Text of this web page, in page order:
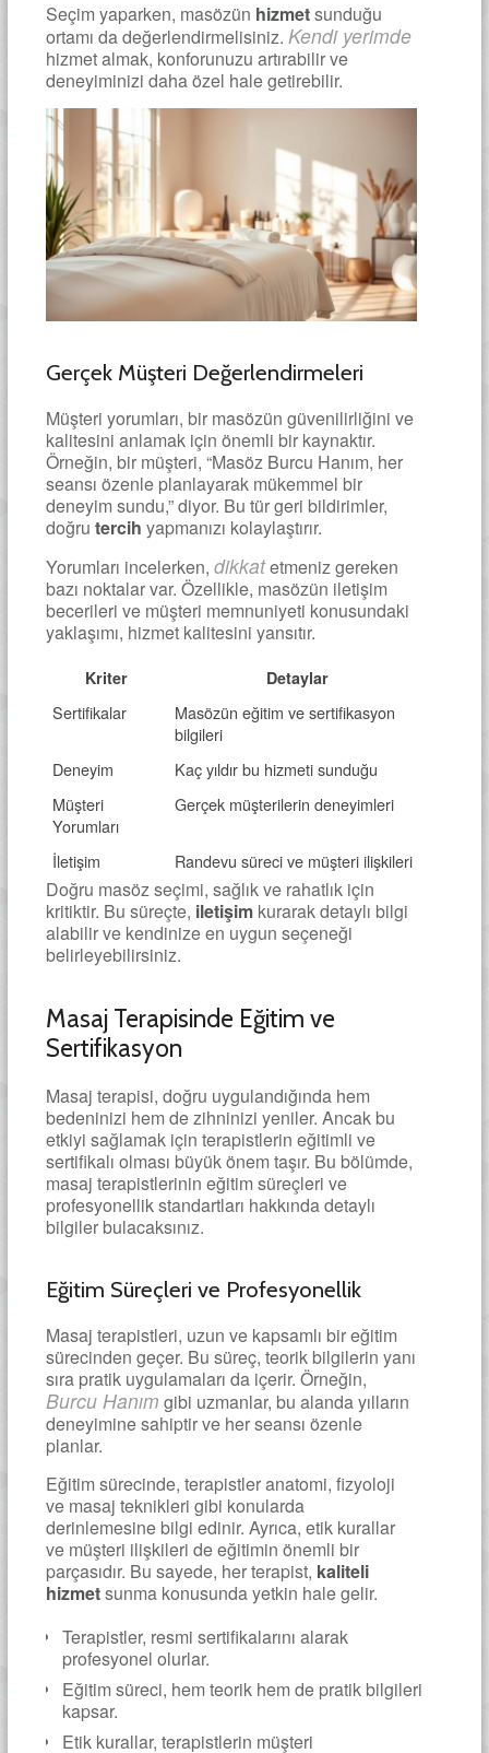
Seçim yaparken, masözün hizmetsunduğu
ortamı da değerlendirmelisiniz. Kendi yerimde
hizmet almak, konforunuzu artırabilir ve
deneyiminizi daha özel hale getirebilir.
Gerçek Müşteri Değerlendirmeleri
Müşteri yorumları, bir masözün güvenilirliğini ve
kalitesini anlamak için önemli bir kaynaktır.
Örneğin, bir müşteri, “Masöz Burcu Hanım, her
seansı özenle planlayarak mükemmel bir
deneyim sundu,” diyor. Bu tür geri bildirimler,
doğru tercih yapmanızı kolaylaştırır.
Yorumları incelerken, dikkatetmeniz gereken
bazı noktalar var. Özellikle, masözün iletişim
becerileri ve müşteri memnuniyeti konusundaki
yaklaşımı, hizmet kalitesini yansıtır.
Kriter Detaylar
Sertifikalar
Masözün eğitim ve sertifikasyon
bilgileri
Deneyim
Kaç yıldır bu hizmeti sunduğu
Müşteri
Yorumları
Gerçek müşterilerin deneyimleri
İletişim Randevu süreci ve müşteri ilişkileri
Doğru masöz seçimi, sağlık ve rahatlık için
kritiktir. Bu süreçte, iletişimkurarak detaylı bilgi
alabilir ve kendinize en uygun seçeneği
belirleyebilirsiniz.
Masaj Terapisinde Eğitim ve
Sertifikasyon
Masaj terapisi, doğru uygulandığında hem
bedeninizi hem de zihninizi yeniler. Ancak bu
etkiyi sağlamak için terapistlerin eğitimli ve
sertifikalı olması büyük önem taşır. Bu bölümde,
masaj terapistlerinin eğitim süreçleri ve
profesyonellik standartları hakkında detaylı
bilgiler bulacaksınız.
Eğitim Süreçleri ve Profesyonellik
Masaj terapistleri, uzun ve kapsamlı bir eğitim
sürecinden geçer. Bu süreç, teorik bilgilerin yanı
sıra pratik uygulamaları da içerir. Örneğin,
Burcu Hanım gibi uzmanlar, bu alanda yılların
deneyimine sahiptir ve her seansı özenle
planlar.
Eğitim sürecinde, terapistler anatomi, fizyoloji
ve masaj teknikleri gibi konularda
derinlemesine bilgi edinir. Ayrıca, etik kurallar
ve müşteri ilişkileri de eğitimin önemli bir
parçasıdır. Bu sayede, her terapist, kaliteli
hizmetsunma konusunda yetkin hale gelir.
Terapistler, resmi sertifikalarını alarak
profesyonel olurlar.
Eğitim süreci, hem teorik hem de pratik bilgileri
kapsar.
Etik kurallar, terapistlerin müşteri